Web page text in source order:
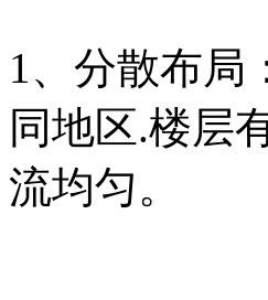
1、分散布局
同地区.楼层
流均匀。